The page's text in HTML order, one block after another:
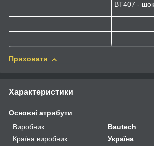
BT407 -
Приховати
Характеристики
Основні атрибути
Виробник
Bautech
Країна виробник
Україна